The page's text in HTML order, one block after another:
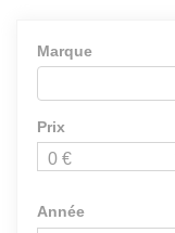
Marque
Prix
Année